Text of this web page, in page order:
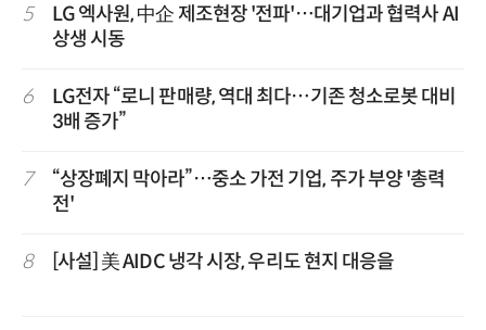
5
LG 엑사원, 中企 제조현장 '전파'…대기업과 협력사 AI
상생 시동
6
LG전자 “로니 판매량, 역대 최다…기존 청소로봇 대비
3배 증가”
7
“상장폐지 막아라”…중소 가전 기업, 주가 부양 '총력
전'
8 [사설] 美 AIDC 냉각 시장, 우리도 현지 대응을